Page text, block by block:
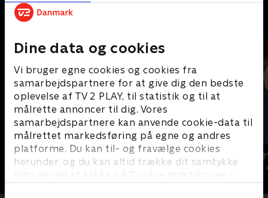
Dine data og cookies
Vi bruger egne cookies og cookies fra
samarbejdspartnere for at give dig den bedste
oplevelse af TV 2 PLAY, til statistik og til at
målrette annoncer til dig. Vores
samarbejdspartnere kan anvende cookie-data til
målrettet markedsføring på egne og andres
platforme. Du kan til- og fravælge cookies
herunder, og du kan altid trække dit samtykke
tilbage ved at klikke på ’Cookie-indstillinger’ i
Andre så også
Julelys for millioner
2022 • Livsstil • 46 min
Jul på
2020 • Livsstil •